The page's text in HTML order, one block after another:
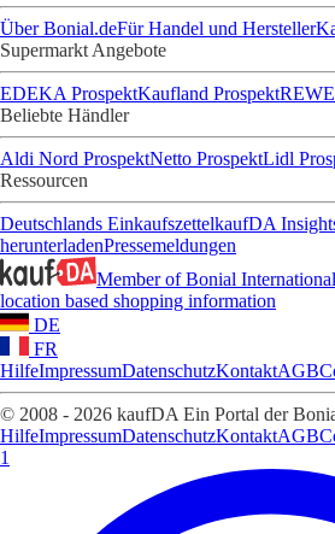
Über Bonial.deFür Handel und Hersteller
Supermarkt Angebote
EDEKA ProspektKaufland Prospekt
Beliebte Händler
Aldi Nord ProspektNetto ProspektLidl
Ressourcen
Deutschlands EinkaufszettelkaufDA
herunterladenPressemeldungen
Member of Bonial
location based shopping information
DE
FR
HilfeImpressumDatenschutzKontaktAGB
© 2008 - 2026 kaufDA Ein Portal der
HilfeImpressumDatenschutzKontaktAGB
1